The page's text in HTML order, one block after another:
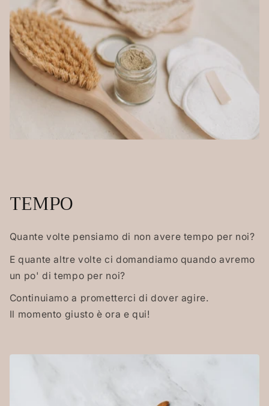
TEMPO
Quante volte pensiamo di non avere tempo per noi?
E quante altre volte ci domandiamo quando avremo
un po' di tempo per noi?
Continuiamo a prometterci di dover agire.
Il momento giusto è ora e qui!